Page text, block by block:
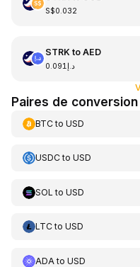
S$0.032
STRK to AED
د.إ0.091
Paires de
BTCto USD
USDCto USD
SOL to USD
LTCto USD
ADA to USD